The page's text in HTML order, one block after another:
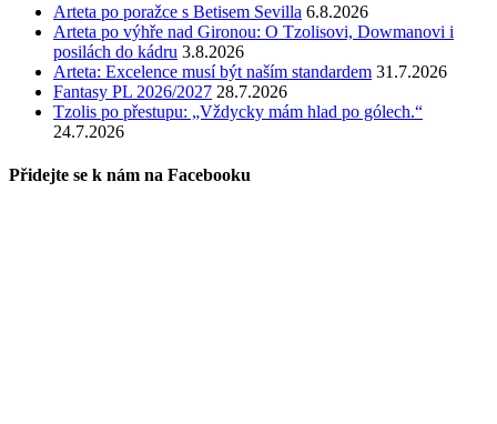
Arteta po poražce s Betisem Sevilla 6.8.2026
Arteta po výhře nad Gironou: O Tzolisovi, Dowmanovi i
posilách do kádru 3.8.2026
Arteta: Excelence musí být naším standardem 31.7.2026
Fantasy PL 2026/2027 28.7.2026
Tzolis po přestupu: „Vždycky mám hlad po gólech.“
24.7.2026
Přidejte se k nám na Facebooku